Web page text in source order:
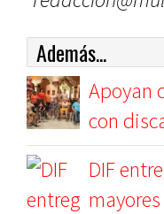
Además...
Apoyan
con
DIF
mayores